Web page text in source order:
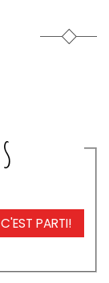
C'EST PARTI!